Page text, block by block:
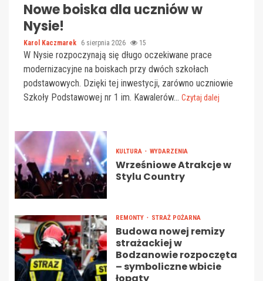
Nowe boiska dla uczniów w
Nysie!
Karol Kaczmarek 6 sierpnia 2026 15
W Nysie rozpoczynają się długo oczekiwane prace
modernizacyjne na boiskach przy dwóch szkołach
podstawowych. Dzięki tej inwestycji, zarówno uczniowie
Szkoły Podstawowej nr 1 im. Kawalerów... Czytaj dalej
KULTURA WYDARZENIA
Wrześniowe Atrakcje w
Stylu Country
REMONTY STRAŻ POŻARNA
Budowa nowej remizy
strażackiej w
Bodzanowie rozpoczęta
– symboliczne wbicie
łopaty